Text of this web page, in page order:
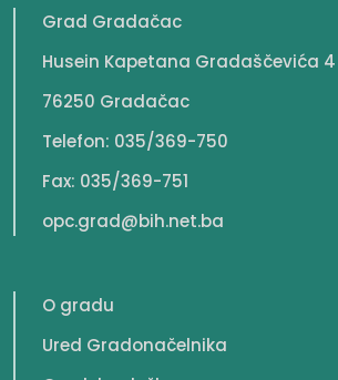
Grad Gradačac
Husein Kapetana Gradaščevića 4
76250 Gradačac
Telefon: 035/369-750
Fax: 035/369-751
opc.grad@bih.net.ba
O gradu
Ured Gradonačelnika